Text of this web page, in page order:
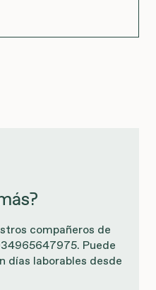
compañeros de
Puede
días laborables desde